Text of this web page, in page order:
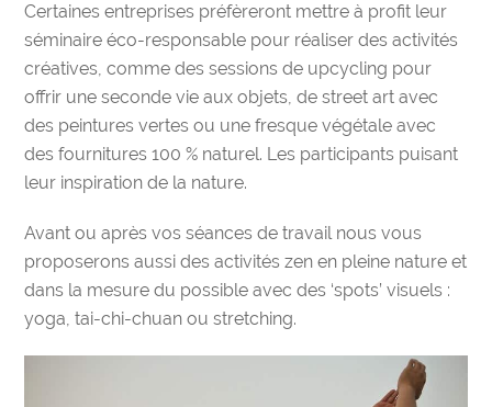
Certaines entreprises préfèreront mettre à profit leur
séminaire éco-responsable pour réaliser desactivités
créatives, comme des sessions de upcycling pour
offrir une seconde vie aux objets, de street art avec
des peintures vertes ou une fresque végétale avec
des fournitures 100 % naturel. Les participants puisant
leur inspiration de la nature.
Avant ou après vos séances de travail nous vous
proposerons aussi des activités zen en pleine nature et
dans la mesure du possible avec des ‘spots’ visuels :
yoga,tai-chi-chuan ou stretching.